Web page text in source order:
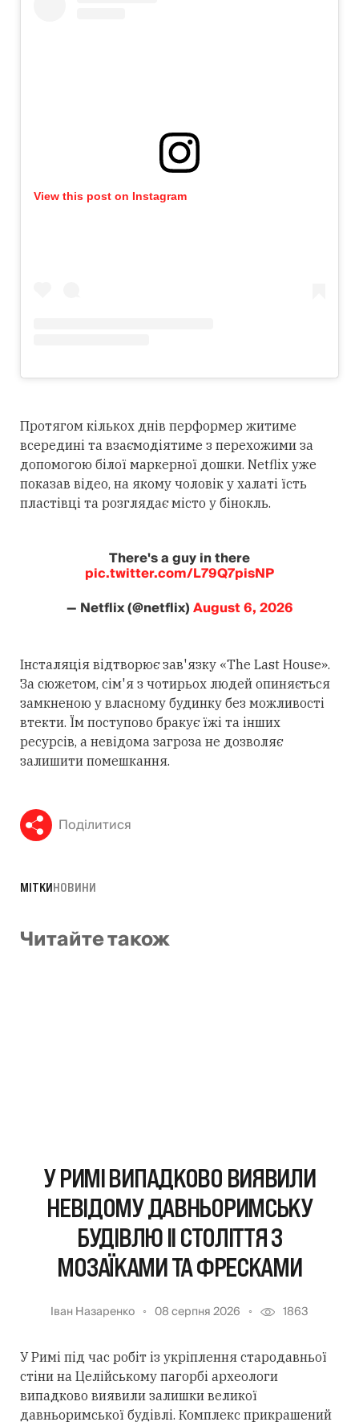
View this post on Instagram
Протягом кількох днів перформер житиме
всередині та взаємодіятиме з перехожими за
допомогою білої маркерної дошки. Netflix уже
показав відео, на якому чоловік у халаті їсть
пластівці та розглядає місто у бінокль.
There's a guy in there
pic.twitter.com/L79Q7pisNP
— Netflix (@netflix)August 6, 2026
Інсталяція відтворює зав'язку «The Last House».
За сюжетом, сім'я з чотирьох людей опиняється
замкненою у власному будинку без можливості
втекти. Їм поступово бракує їжі та інших
ресурсів, а невідома загроза не дозволяє
залишити помешкання.
Поділитися
МІТКИНОВИНИ
Читайте також
У РИМІ ВИПАДКОВО ВИЯВИЛИ
НЕВІДОМУ ДАВНЬОРИМСЬКУ
БУДІВЛЮ II СТОЛІТТЯ З
МОЗАЇКАМИ ТА ФРЕСКАМИ
Іван Назаренко 08 серпня 2026 1863
У Римі під час робіт із укріплення стародавньої
стіни на Целійському пагорбі археологи
випадково виявили залишки великої
давньоримської будівлі. Комплекс прикрашений